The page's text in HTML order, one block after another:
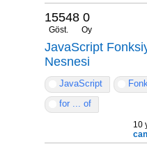
15548
Göst.
0
Oy
JavaScript
Nesnesi
JavaScript
for ... of
10